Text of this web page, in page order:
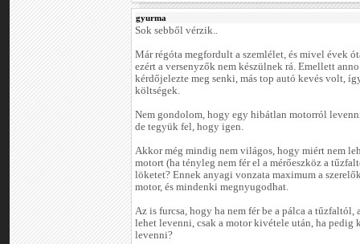
gyurma
Sok sebből vérzik..
Már régóta megfordult a szemlélet, és mivel évek
ezért a versenyzők nem készülnek rá. Emellett
kérdőjelezte meg senki, más top autó kevés volt,
költségek.
Nem gondolom, hogy egy hibátlan motorról
de tegyük fel, hogy igen.
Akkor még mindig nem világos, hogy miért nem
motort (ha tényleg nem fér el a mérőeszköz a
löketet? Ennek anyagi vonzata maximum a
motor, és mindenki megnyugodhat.
Az is furcsa, hogy ha nem fér be a pálca a
lehet levenni, csak a motor kivétele után, ha pedig
levenni?